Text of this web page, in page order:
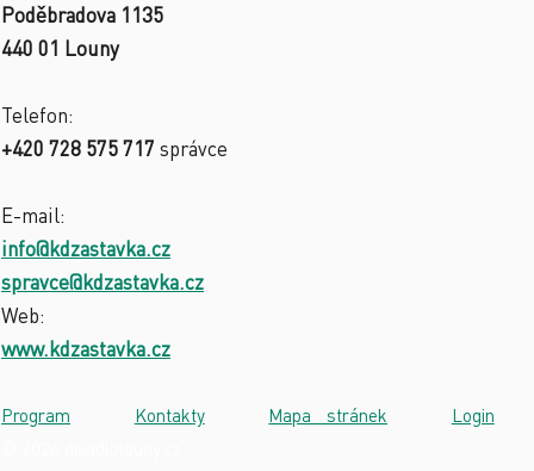
Poděbradova 1135
440 01 Louny
Telefon:
+420 728 575 717 správce
E-mail:
info@kdzastavka.cz
spravce@kdzastavka.cz
Web:
www.kdzastavka.cz
Program Kontakty· Mapa stránek Login